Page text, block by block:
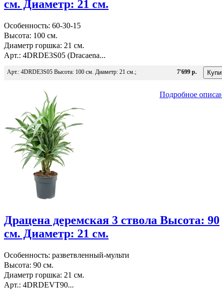
см. Диаметр: 21 см.
Особенность: 60-30-15
Высота: 100 см.
Диаметр горшка: 21 см.
Арт.: 4DRDE3S05 (Dracaena...
Арт.: 4DRDE3S05 Высота: 100 см. Диаметр: 21 см.; 7'699 р.
Подробное
Драцена деремская 3 ствола Высота: 90
см. Диаметр: 21 см.
Особенность: разветвленный-мульти
Высота: 90 см.
Диаметр горшка: 21 см.
Арт.: 4DRDEVT90...